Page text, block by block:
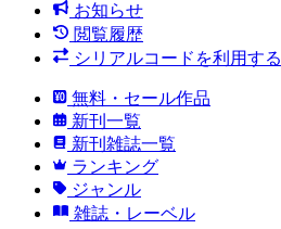
お知らせ
閲覧履歴
シリアルコードを利用する
無料・セール作品
新刊一覧
新刊雑誌一覧
ランキング
ジャンル
雑誌・レーベル